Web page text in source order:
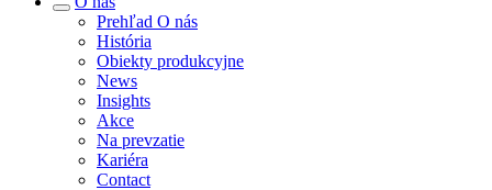
Prehľad O nás
História
Obiekty produkcyjne
News
Insights
Akce
Na prevzatie
Kariéra
Contact